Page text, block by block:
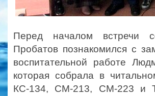
Перед началом встречи
Пробатов познакомился с
воспитательной работе
которая собрала в
КС-134, СМ-213, СМ-223 и